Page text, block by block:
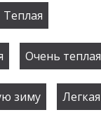
Теплая
Очень теплая
зиму Легкая